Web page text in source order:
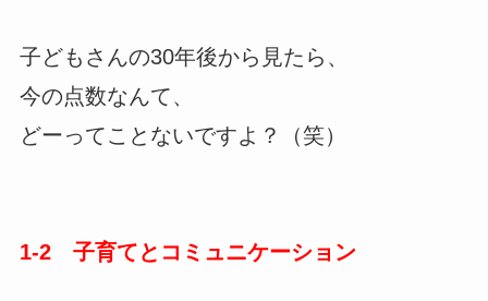
子どもさんの30年後から見たら、
今の点数なんて、
どーってことないですよ？（笑）
1-2 子育てとコミュニケーション